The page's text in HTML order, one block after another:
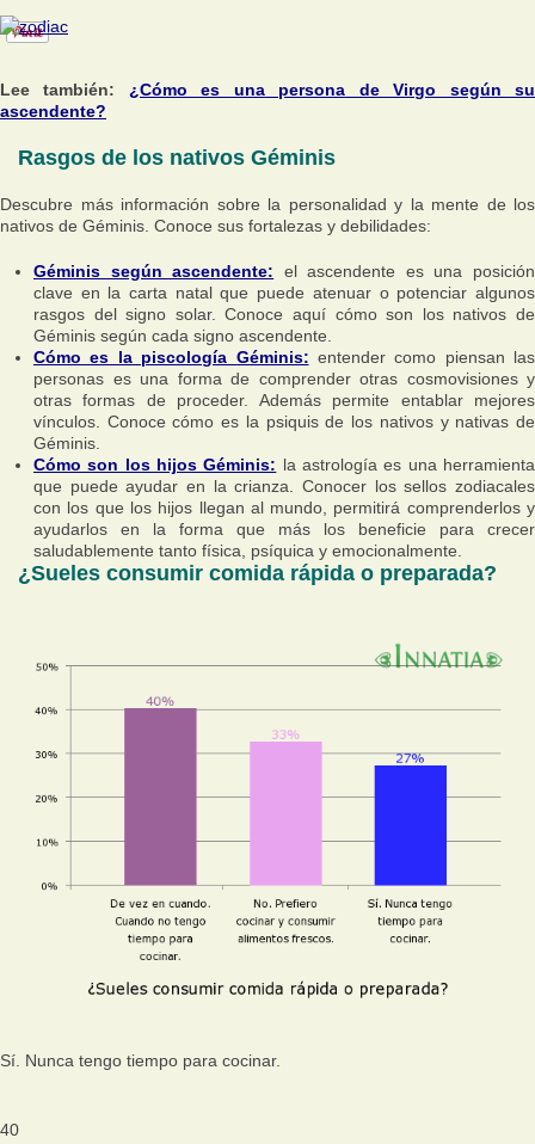
Lee también: ¿Cómo es una persona de Virgo según su
ascendente?
Rasgos de los nativos Géminis
Descubre más información sobre la personalidad y la mente de los
nativos de Géminis. Conoce sus fortalezas y debilidades:
Géminis según ascendente: el ascendente es una posición
clave en la carta natal que puede atenuar o potenciar algunos
rasgos del signo solar. Conoce aquí cómo son los nativos de
Géminis según cada signo ascendente.
Cómo es la piscología Géminis: entender como piensan las
personas es una forma de comprender otras cosmovisiones y
otras formas de proceder. Además permite entablar mejores
vínculos. Conoce cómo es la psiquis de los nativos y nativas de
Géminis.
Cómo son los hijos Géminis: la astrología es una herramienta
que puede ayudar en la crianza. Conocer los sellos zodiacales
con los que los hijos llegan al mundo, permitirá comprenderlos y
ayudarlos en la forma que más los beneficie para crecer
saludablemente tanto física, psíquica y emocionalmente.
¿Sueles consumir comida rápida o preparada?
Sí. Nunca tengo tiempo para cocinar.
40